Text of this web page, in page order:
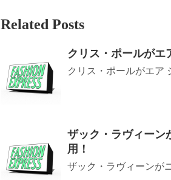
Related Posts
クリス・ポールがエ
クリス・ポールがエア
ザック・ラヴィーン
用！
ザック・ラヴィーンが